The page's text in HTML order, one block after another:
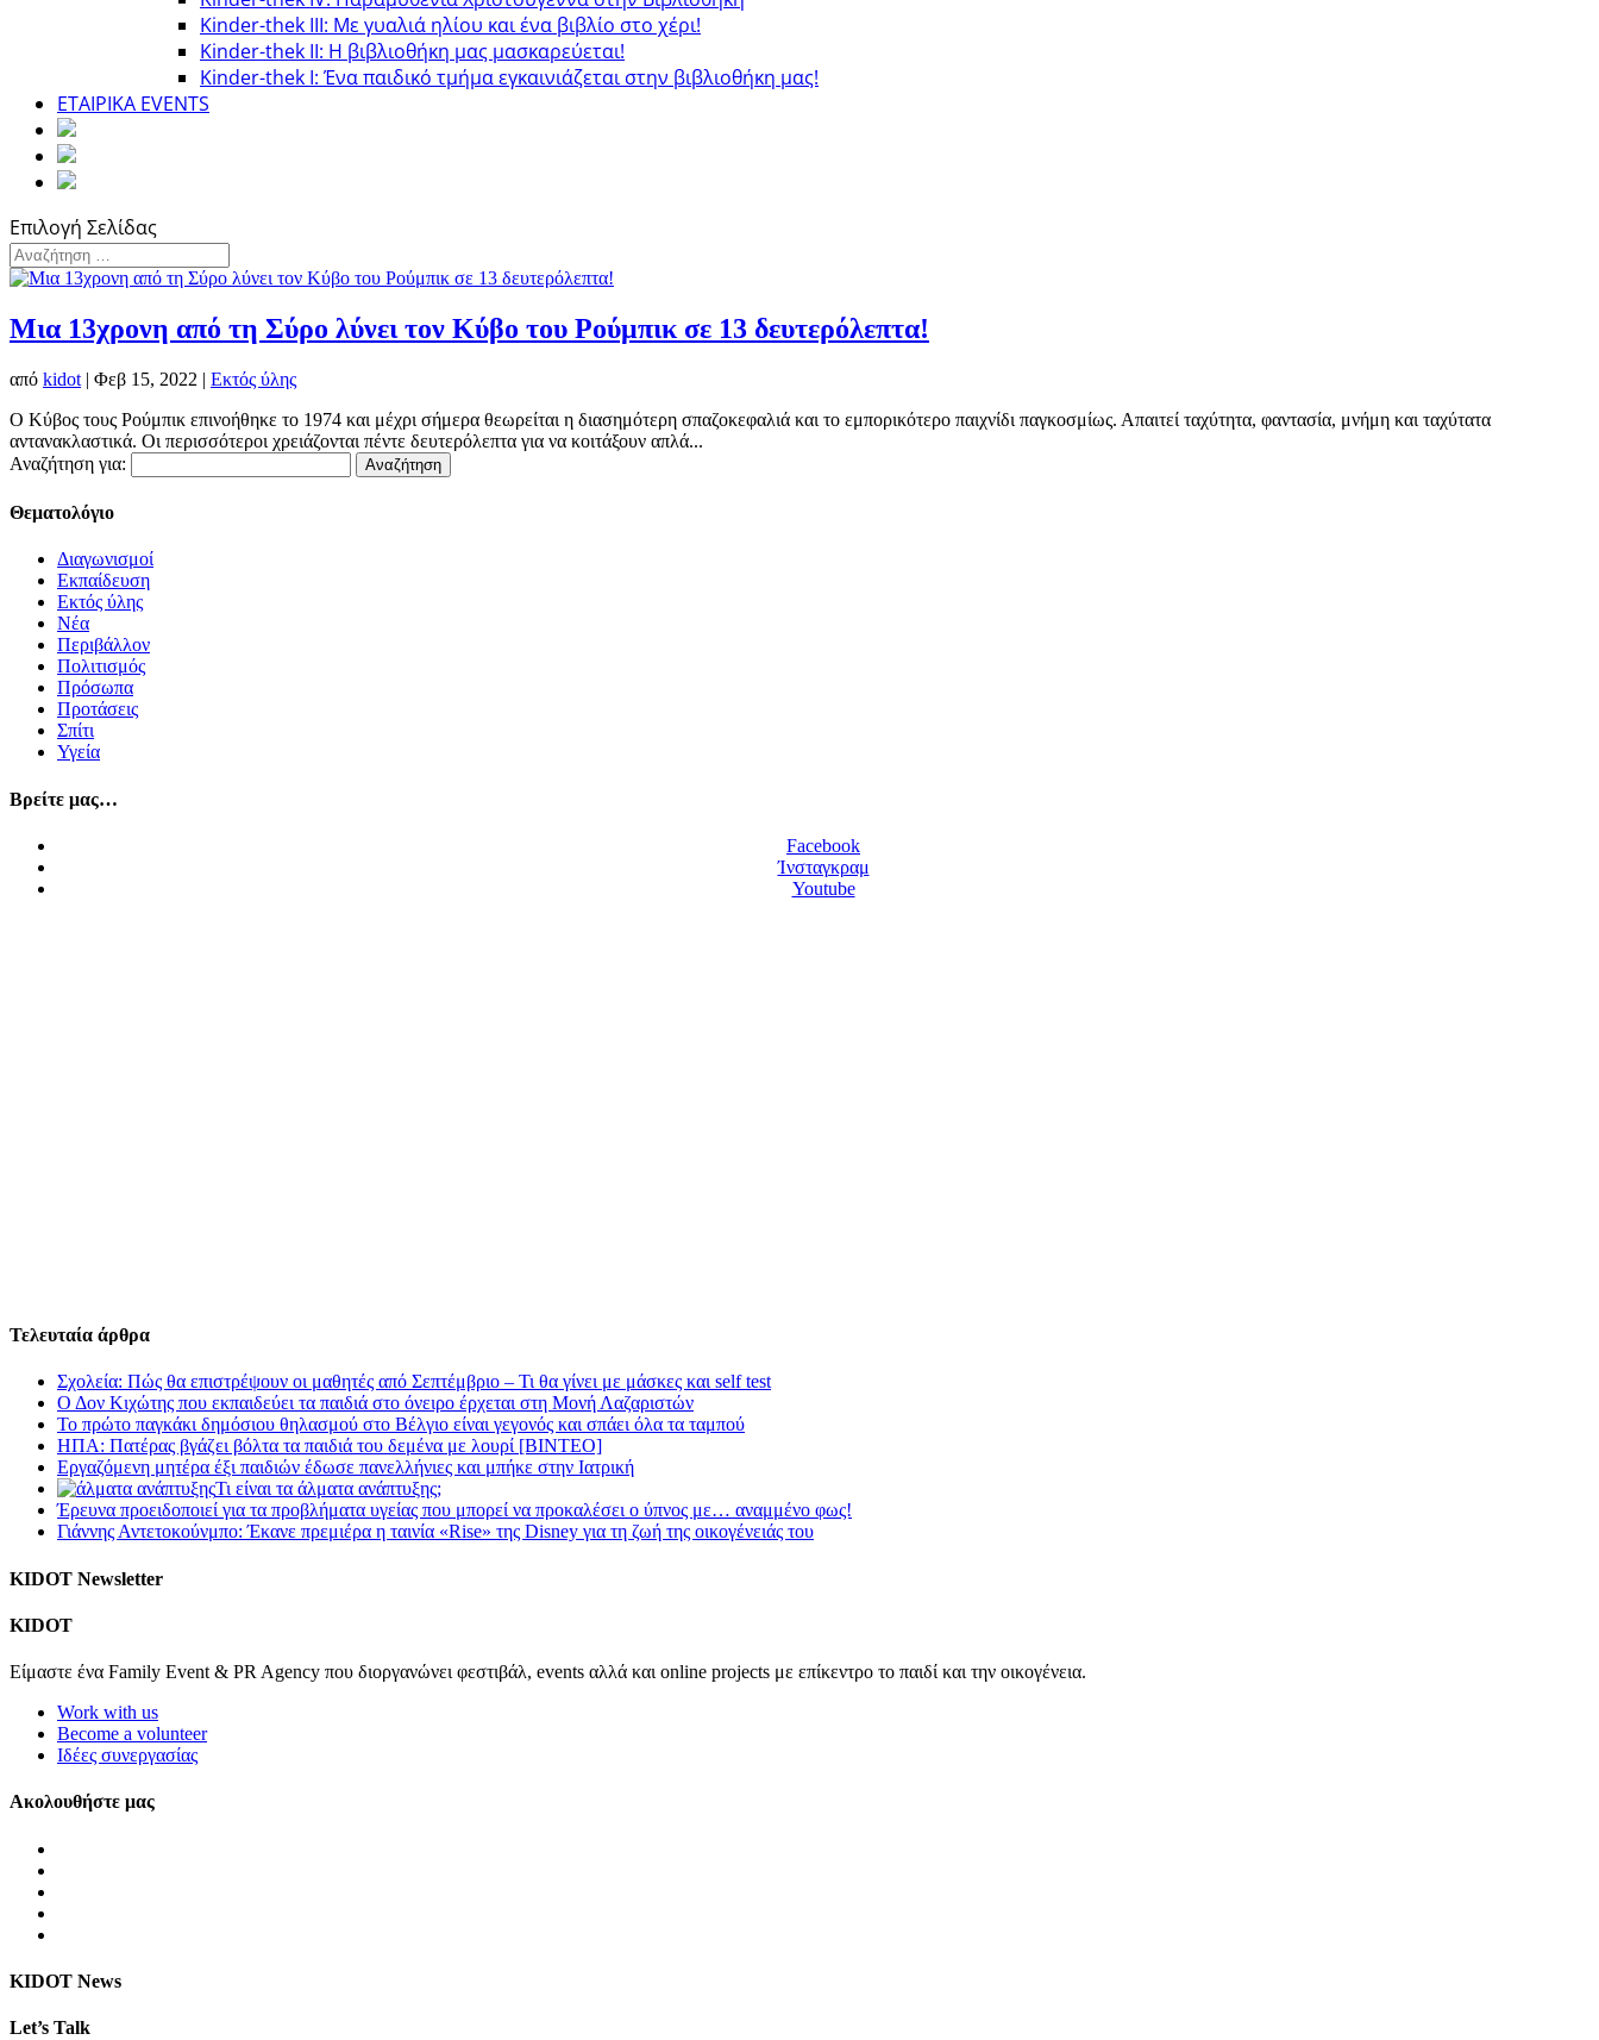
Κinder-thek III: Με γυαλιά ηλίου και ένα βιβλίο στο χέρι!
Κinder-thek II: Η βιβλιοθήκη μας μασκαρεύεται!
Κinder-thek I: Ένα παιδικό τμήμα εγκαινιάζεται στην βιβλιοθήκη μας!
ΕΤΑΙΡΙΚΑ EVENTS
Επιλογή Σελίδας
Μια 13χρονη από τη Σύρο λύνει τον Κύβο του Ρούμπικ σε 13 δευτερόλεπτα!
από kidot | Φεβ 15, 2022 | Εκτός ύλης
Ο Κύβος τους Ρούμπικ επινοήθηκε το 1974 και μέχρι σήμερα θεωρείται η διασημότερη σπαζοκεφαλιά και το εμπορικότερο παιχνίδι παγκοσμίως. Απαιτεί ταχύτητα, φαντασία, μνήμη και ταχύτατα
αντανακλαστικά. Οι περισσότεροι χρειάζονται πέντε δευτερόλεπτα για να κοιτάξουν απλά...
Αναζήτηση για:
Θεματολόγιο
Διαγωνισμοί
Εκπαίδευση
Εκτός ύλης
Νέα
Περιβάλλον
Πολιτισμός
Πρόσωπα
Προτάσεις
Σπίτι
Υγεία
Βρείτε μας…
Facebook
Ίνσταγκραμ
Youtube
Τελευταία άρθρα
Σχολεία: Πώς θα επιστρέψουν οι μαθητές από Σεπτέμβριο – Τι θα γίνει με μάσκες και self test
Ο Δον Κιχώτης που εκπαιδεύει τα παιδιά στο όνειρο έρχεται στη Μονή Λαζαριστών
Το πρώτο παγκάκι δημόσιου θηλασμού στο Βέλγιο είναι γεγονός και σπάει όλα τα ταμπού
ΗΠΑ: Πατέρας βγάζει βόλτα τα παιδιά του δεμένα με λουρί [BINTEO]
Εργαζόμενη μητέρα έξι παιδιών έδωσε πανελλήνιες και μπήκε στην Ιατρική
Τι είναι τα άλματα ανάπτυξης;
Έρευνα προειδοποιεί για τα προβλήματα υγείας που μπορεί να προκαλέσει ο ύπνος με… αναμμένο φως!
Γιάννης Αντετοκούνμπο: Έκανε πρεμιέρα η ταινία «Rise» της Disney για τη ζωή της οικογένειάς του
KIDOT Newsletter
KIDOT
Είμαστε ένα Family Event & PR Agency που διοργανώνει φεστιβάλ, events αλλά και online projects με επίκεντρο το παιδί και την οικογένεια.
Work with us
Become a volunteer
Ιδέες συνεργασίας
Ακολουθήστε μας
KIDOT News
Let’s Talk